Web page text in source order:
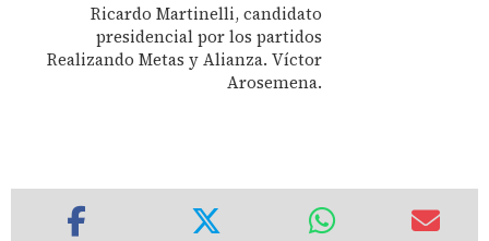
Ricardo Martinelli, candidato
presidencial por los partidos
Realizando Metas y Alianza. Víctor
Arosemena.